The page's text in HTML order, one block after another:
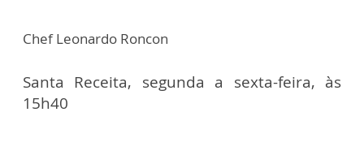
Chef Leonardo Roncon
Santa Receita, segunda a sexta-feira, às
15h40